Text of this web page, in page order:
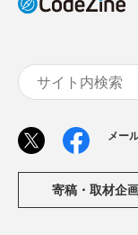
メー
寄稿・取材企